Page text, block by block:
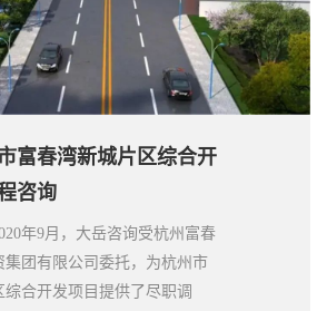
富春湾新城片区综合开
咨询
年9月，大岳咨询受杭州富春
集团有限公司委托，为杭州市
综合开发项目提供了尽职调